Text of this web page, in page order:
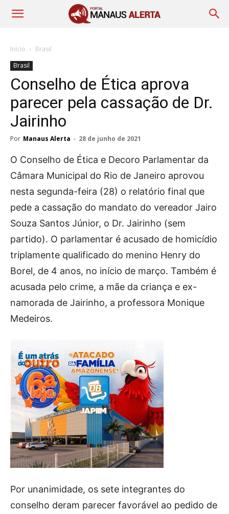
Início
Brasil
Brasil
Conselho de Ética aprova
parecer pela cassação de Dr.
Jairinho
Por Manaus Alerta - 28 de junho de 2021
O Conselho de Ética e Decoro Parlamentar da
Câmara Municipal do Rio de Janeiro aprovou
nesta segunda-feira (28) o relatório final que
pede a cassação do mandato do vereador Jairo
Souza Santos Júnior, o Dr. Jairinho (sem
partido). O parlamentar é acusado de homicídio
triplamente qualificado do menino Henry do
Borel, de 4 anos, no início de março. Também é
acusada pelo crime, a mãe da criança e ex-
namorada de Jairinho, a professora Monique
Medeiros.
Por unanimidade, os sete integrantes do
conselho deram parecer favorável ao pedido de